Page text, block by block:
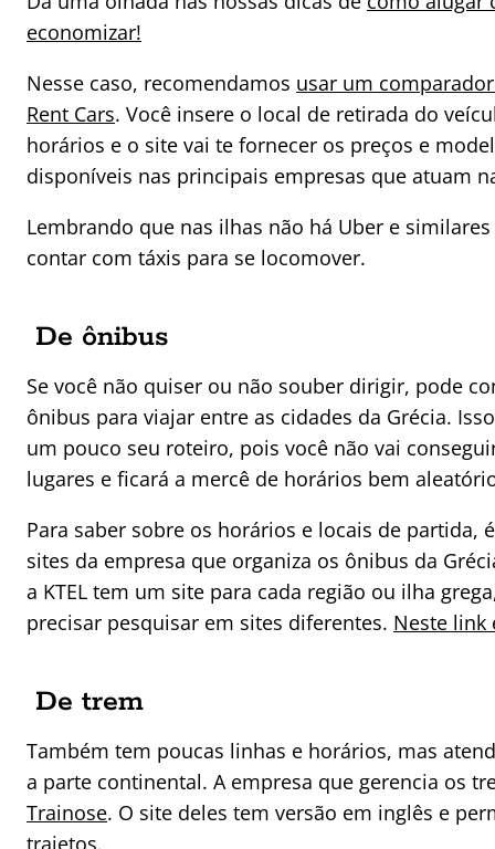
economizar!
Nesse caso, recomendamos usar um
Rent Cars. Você insere o local de retirada do
horários e o site vai te fornecer os preços e
disponíveis nas principais empresas que atuam
Lembrando que nas ilhas não há Uber e
contar com táxis para se locomover.
De ônibus
Se você não quiser ou não souber dirigir, pode
ônibus para viajar entre as cidades da Grécia.
um pouco seu roteiro, pois você não vai
lugares e ficará a mercê de horários bem
Para saber sobre os horários e locais de partida,
sites da empresa que organiza os ônibus da
a KTEL tem um site para cada região ou ilha
precisar pesquisar em sites diferentes. Neste link
De trem
Também tem poucas linhas e horários, mas
a parte continental. A empresa que gerencia os
Trainose. O site deles tem versão em inglês e